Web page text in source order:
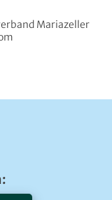
Mariazeller